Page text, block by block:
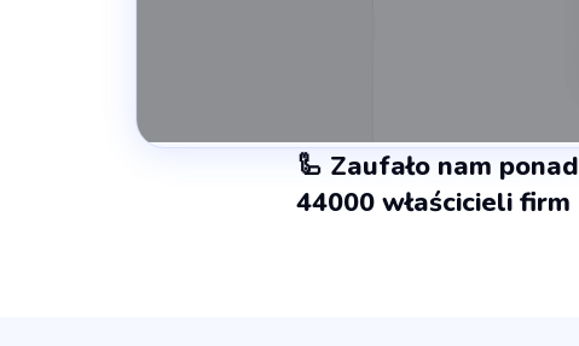
🦾 Zaufało nam ponad
44000 właścicieli firm